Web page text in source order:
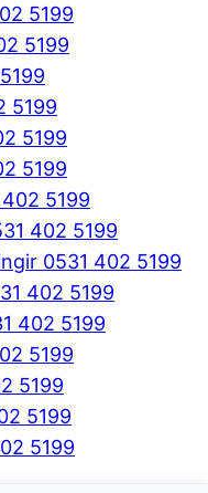
5199
5199
5199
5199
5199
5199
402 5199
0531 402 5199
402 5199
402 5199
5199
5199
5199
5199